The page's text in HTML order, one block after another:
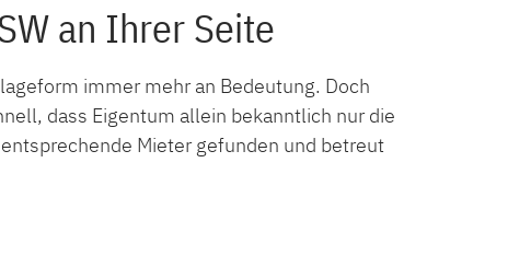
an Ihrer Seite
immer mehr an Bedeutung. Doch
dass Eigentum allein bekanntlich nur die
Mieter gefunden und betreut